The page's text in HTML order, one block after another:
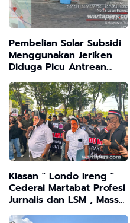
Pembelian Solar Subsidi
Menggunakan Jeriken
Diduga Picu Antrean
Panjang di SPBU Junok
Bangkalan
Kiasan " Londo Ireng "
Cederai Martabat Profesi
Jurnalis dan LSM , Massa
Gruduk Kantor DPRD